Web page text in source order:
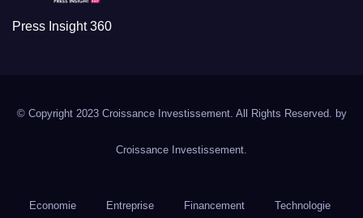
Press Insight 360
© Copyright 2023 Croissance Investissement. All Rights Reserved. by
Croissance Investissement.
Economie Entreprise Financement Technologie